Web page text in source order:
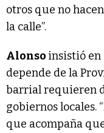
otros que no
la calle”.
Alonso insistió en
depende de la
barrial requieren
gobiernos locales.
que acompaña